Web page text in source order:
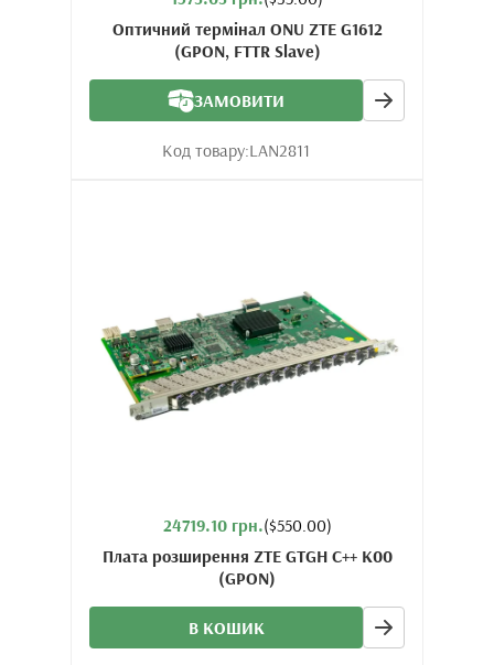
Оптичний термінал ONU ZTE G1612
(GPON, FTTR Slave)
ЗАМОВИТИ
Код товару:LAN2811
24719.10 грн.($550.00)
Плата розширення ZTE GTGH C++ K00
(GPON)
В КОШИК